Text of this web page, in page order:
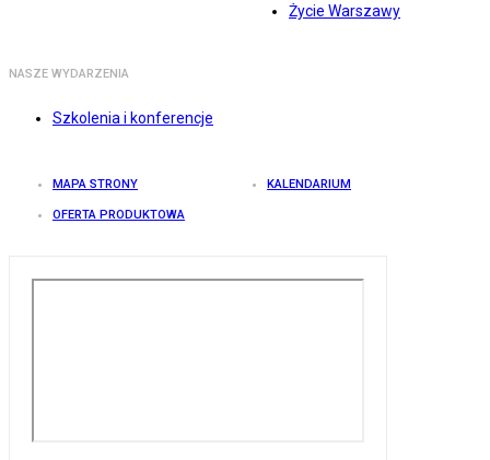
Życie Warszawy
NASZE WYDARZENIA
Szkolenia i konferencje
MAPA STRONY KALENDARIUM
OFERTA PRODUKTOWA